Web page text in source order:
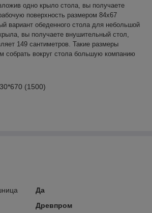
одно крыло стола, вы получаете
поверхность размером 84х67
вариант обеденного стола для небольшой
вы получаете внушительный стол,
149 сантиметров. Такие размеры
собрать вокруг стола большую компанию
(1500)
Да
Древпром